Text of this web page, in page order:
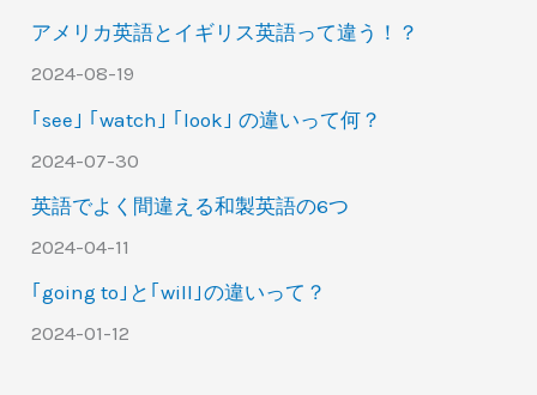
アメリカ英語とイギリス英語って違う！？
2024-08-19
｢see｣ ｢watch｣ ｢look｣ の違いって何？
2024-07-30
英語でよく間違える和製英語の6つ
2024-04-11
｢going to｣と｢will｣の違いって？
2024-01-12